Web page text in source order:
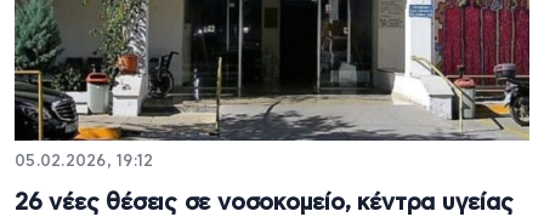
05.02.2026, 19:12
26 νέες θέσεις σε νοσοκομείο, κέντρα υγείας